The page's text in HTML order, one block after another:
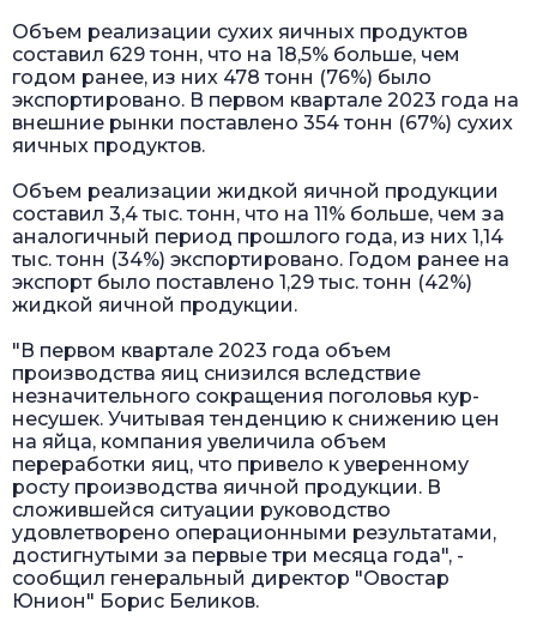
Объем реализации сухих яичных продуктов
составил 629 тонн, что на 18,5% больше, чем
годом ранее, из них 478 тонн (76%) было
экспортировано. В первом квартале 2023 года на
внешние рынки поставлено 354 тонн (67%) сухих
яичных продуктов.
Объем реализации жидкой яичной продукции
составил 3,4 тыс. тонн, что на 11% больше, чем за
аналогичный период прошлого года, из них 1,14
тыс. тонн (34%) экспортировано. Годом ранее на
экспорт было поставлено 1,29 тыс. тонн (42%)
жидкой яичной продукции.
"В первом квартале 2023 года объем
производства яиц снизился вследствие
незначительного сокращения поголовья кур-
несушек. Учитывая тенденцию к снижению цен
на яйца, компания увеличила объем
переработки яиц, что привело к уверенному
росту производства яичной продукции. В
сложившейся ситуации руководство
удовлетворено операционными результатами,
достигнутыми за первые три месяца года", -
сообщил генеральный директор "Овостар
Юнион" Борис Беликов.